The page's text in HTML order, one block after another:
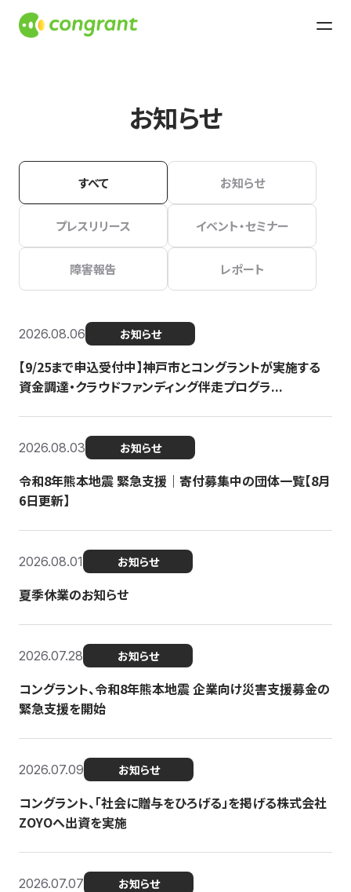
お知らせ
すべて お知らせ
プレスリリース イベント・セミナー
障害報告 レポート
2026.08.06 お知らせ
【9/25まで申込受付中】神戸市とコングラントが実施する
資金調達・クラウドファンディング伴走プログラ...
2026.08.03 お知らせ
令和8年熊本地震 緊急支援｜寄付募集中の団体一覧【8月
6日更新】
2026.08.01 お知らせ
夏季休業のお知らせ
2026.07.28 お知らせ
コングラント、令和8年熊本地震 企業向け災害支援募金の
緊急支援を開始
2026.07.09 お知らせ
コングラント、「社会に贈与をひろげる」を掲げる株式会社
ZOYOへ出資を実施
2026.07.07 お知らせ